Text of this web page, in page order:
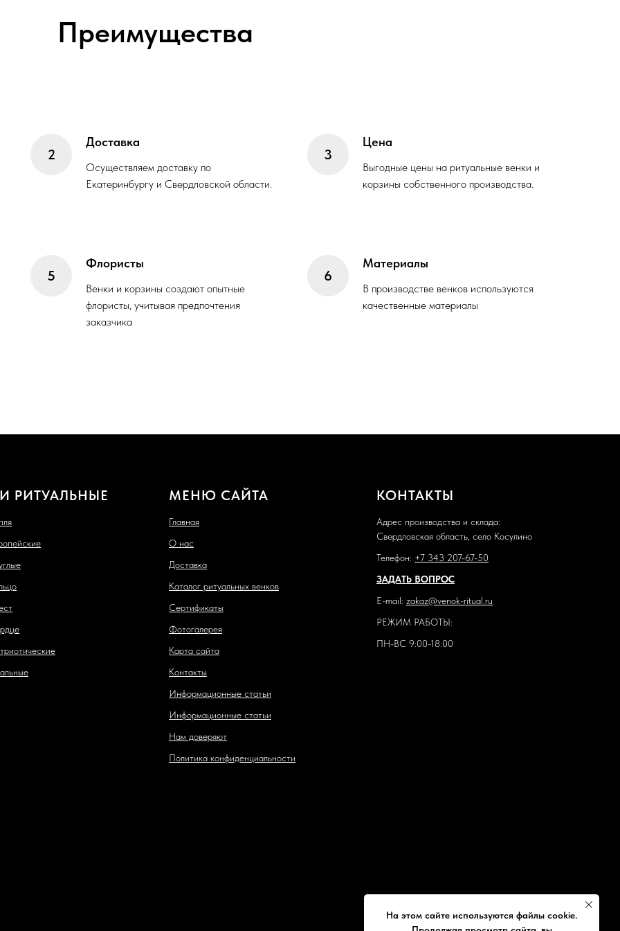
На этом сайте используются файлы cookie.
Преимущества
Доставка
Осуществляем доставку по
Екатеринбургу и Свердловской области.
Цена
Выгодные цены на ритуальные венки и
корзины собственного производства.
Флористы
Венки и корзины создают опытные
флористы, учитывая предпочтения
заказчика
Материалы
В производстве венков используются
качественные материалы
РИТУАЛЬНЫЕ МЕНЮ САЙТА
Главная
О нас
Доставка
Каталог ритуальных венков
Сертификаты
Фотогалерея
Карта сайта
Контакты
Информационные статьи
Информационные статьи
Нам доверяют
Политика конфиденциальности
КОНТАКТЫ
Адрес производства и склада:
Свердловская область, село Косулино
Телефон: +7 343 207-67-50
ЗАДАТЬ ВОПРОС
E-mail: zakaz@venok-ritual.ru
РЕЖИМ РАБОТЫ:
ПН-ВС 9:00-18:00